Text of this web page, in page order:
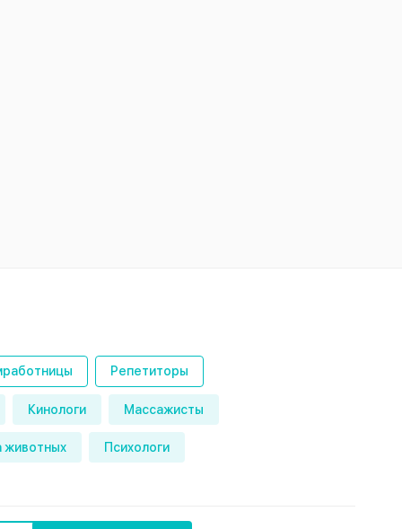
Репетиторы
Кинологи Массажисты
Психологи